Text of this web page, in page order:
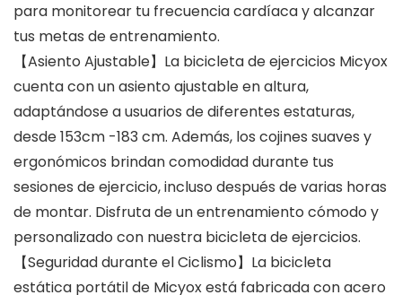
para monitorear tu frecuencia cardíaca y alcanzar
tus metas de entrenamiento.
【Asiento Ajustable】La bicicleta de ejercicios Micyox
cuenta con un asiento ajustable en altura,
adaptándose a usuarios de diferentes estaturas,
desde 153cm -183 cm. Además, los cojines suaves y
ergonómicos brindan comodidad durante tus
sesiones de ejercicio, incluso después de varias horas
de montar. Disfruta de un entrenamiento cómodo y
personalizado con nuestra bicicleta de ejercicios.
【Seguridad durante el Ciclismo】La bicicleta
estática portátil de Micyox está fabricada con acero